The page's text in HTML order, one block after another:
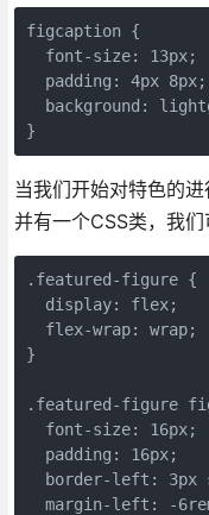
figcaption {
  font-size: 13px;
  padding: 4px 8px;
background:
}
当我们开始对特色的
并有一个CSS类，我们
.featured-figure {
  display: flex;
  flex-wrap: wrap;
}
.featured-figure
  font-size: 16px;
  padding: 16px;
border-left: 3px
margin-left: -